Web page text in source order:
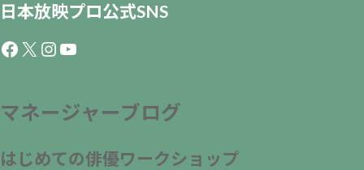
日本放映プロ公式SNS
Facebook
X Instagram
YouTube
マネージャーブログ
はじめての俳優ワークショップ